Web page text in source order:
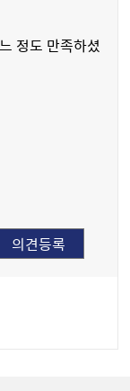
정도 만족하셨